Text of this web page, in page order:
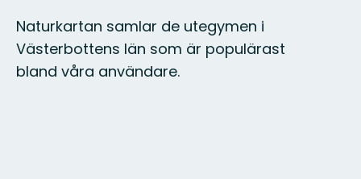
Naturkartan samlar de utegymen i
Västerbottens län som är populärast
bland våra användare.